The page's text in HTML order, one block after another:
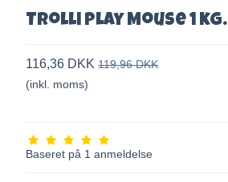
Trolli Play Mouse 1 kg.
116,36 DKK 119,96 DKK
(inkl. moms)
Baseret på 1 anmeldelse